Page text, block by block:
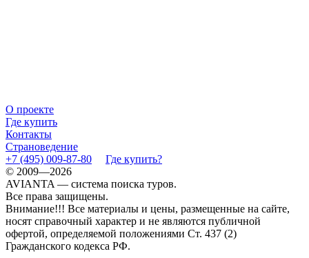
О проекте
Где купить
Контакты
Страноведение
+7 (495) 009-87-80
Где купить?
© 2009—2026
AVIANTA — система поиска туров.
Все права защищены.
Внимание!!! Все материалы и цены, размещенные на сайте,
носят справочный характер и не являются публичной
офертой, определяемой положениями Ст. 437 (2)
Гражданского кодекса РФ.